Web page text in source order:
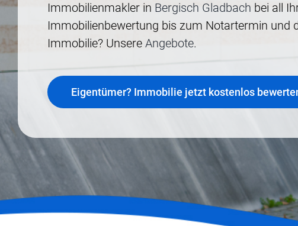
Immobilienmakler in Bergisch Gladbach bei all
Immobilienbewertung bis zum Notartermin und
Immobilie? Unsere Angebote.
Eigentümer? Immobilie jetzt kostenlos